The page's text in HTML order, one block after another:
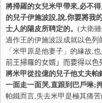
將掃羅的女兒米甲帶來,必不得
的兒子伊施波設,說,你要將我
士人的陽皮所聘定的。 (大衛
過作王的伊施波設成就以色列
「米甲原是他妻子」的緣故,
前王掃羅的女婿」而要得以色
將米甲從拉億的兒子他丈夫帕
一面走一面哭,直跟到巴戶琳;
帕鐵而言,失去米甲是極其痛